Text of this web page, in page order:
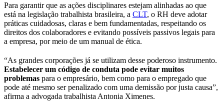
Para garantir que as ações disciplinares estejam alinhadas ao que
está na legislação trabalhista brasileira, a CLT, o RH deve adotar
práticas cuidadosas, claras e bem fundamentadas, respeitando os
direitos dos colaboradores e evitando possíveis passivos legais para
a empresa, por meio de um manual de ética.
“As grandes corporações já se utilizam desse poderoso instrumento.
Estabelecer um código de conduta pode evitar muitos
problemas para o empresário, bem como para o empregado que
pode até mesmo ser penalizado com uma demissão por justa causa”,
afirma a advogada trabalhista Antonia Ximenes.